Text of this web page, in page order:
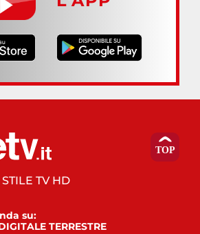
TV HD
su:
TERRESTRE